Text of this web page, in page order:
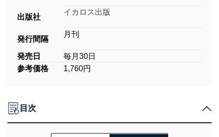
出版社
イカロス出版
発行間隔
月刊
発売日
毎月30日
参考価格
1,760円
目次